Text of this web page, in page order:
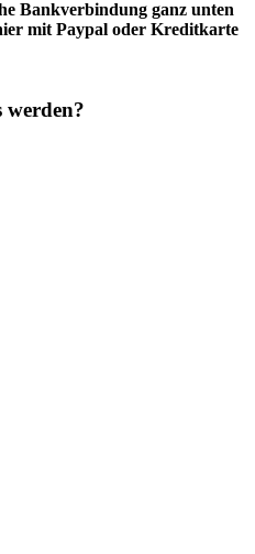
Bankverbindung ganz unten
mit Paypal oder Kreditkarte
werden?